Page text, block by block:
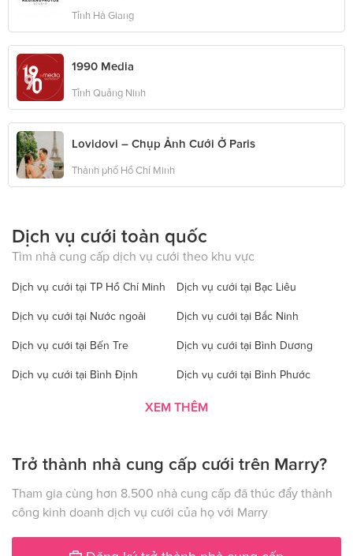
Tỉnh Hà Giang
1990 Media
Tỉnh Quảng Ninh
Lovidovi – Chụp Ảnh Cưới Ở Paris
Thành phố Hồ Chí Minh
Dịch vụ cưới toàn quốc
Tìm nhà cung cấp dịch vụ cưới theo khu vực
Dịch vụ cưới tại TP Hồ Chí Minh Dịch vụ cưới tại Bạc Liêu
Dịch vụ cưới tại Nước ngoài Dịch vụ cưới tại Bắc Ninh
Dịch vụ cưới tại Bến Tre Dịch vụ cưới tại Bình Dương
Dịch vụ cưới tại Bình Định Dịch vụ cưới tại Bình Phước
Dịch vụ cưới tại Bình Thuận Dịch vụ cưới tại Cà Mau
Dịch vụ cưới tại Hà Nội Dịch vụ cưới tại Đăk Nông
Dịch vụ cưới tại Điện Biên Dịch vụ cưới tại Đồng Nai
Dịch vụ cưới tại Đồng Tháp Dịch vụ cưới tại Gia Lai
Dịch vụ cưới tại Hà Giang Dịch vụ cưới tại Hà Nam
XEM THÊM
Trở thành nhà cung cấp cưới trên Marry?
Tham gia cùng hơn 8.500 nhà cung cấp đã thúc đẩy thành
công kinh doanh dịch vụ cưới của họ với Marry